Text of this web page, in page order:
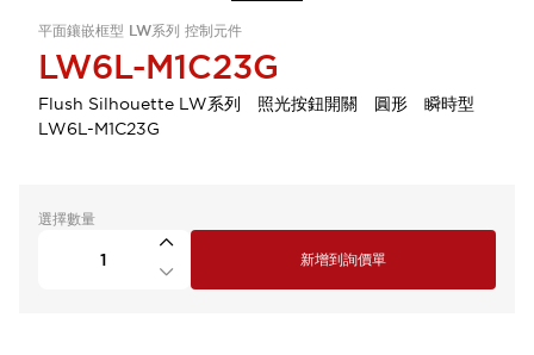
平面鑲嵌框型 LW系列 控制元件
LW6L-M1C23G
Flush Silhouette LW系列 照光按鈕開關 圓形 瞬時型
LW6L-M1C23G
選擇數量
新增到詢價單